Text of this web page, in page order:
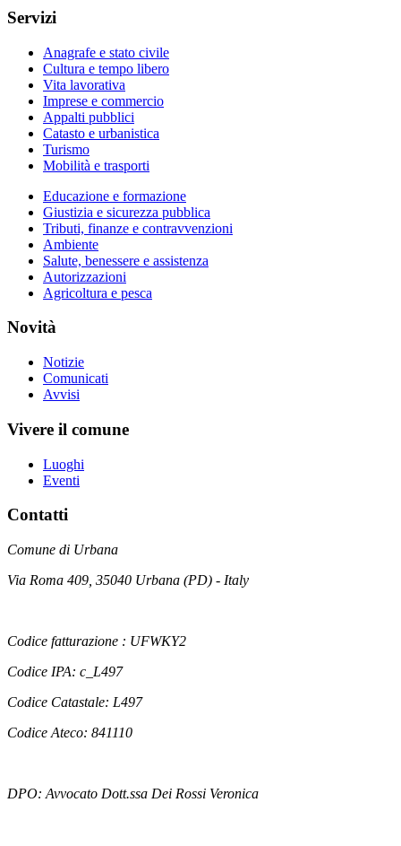
Servizi
Anagrafe e stato civile
Cultura e tempo libero
Vita lavorativa
Imprese e commercio
Appalti pubblici
Catasto e urbanistica
Turismo
Mobilità e trasporti
Educazione e formazione
Giustizia e sicurezza pubblica
Tributi, finanze e contravvenzioni
Ambiente
Salute, benessere e assistenza
Autorizzazioni
Agricoltura e pesca
Novità
Notizie
Comunicati
Avvisi
Vivere il comune
Luoghi
Eventi
Contatti
Comune di Urbana
Via Roma 409, 35040 Urbana (PD) - Italy
Codice fatturazione : UFWKY2
Codice IPA: c_L497
Codice Catastale: L497
Codice Ateco: 841110
DPO: Avvocato Dott.ssa Dei Rossi Veronica